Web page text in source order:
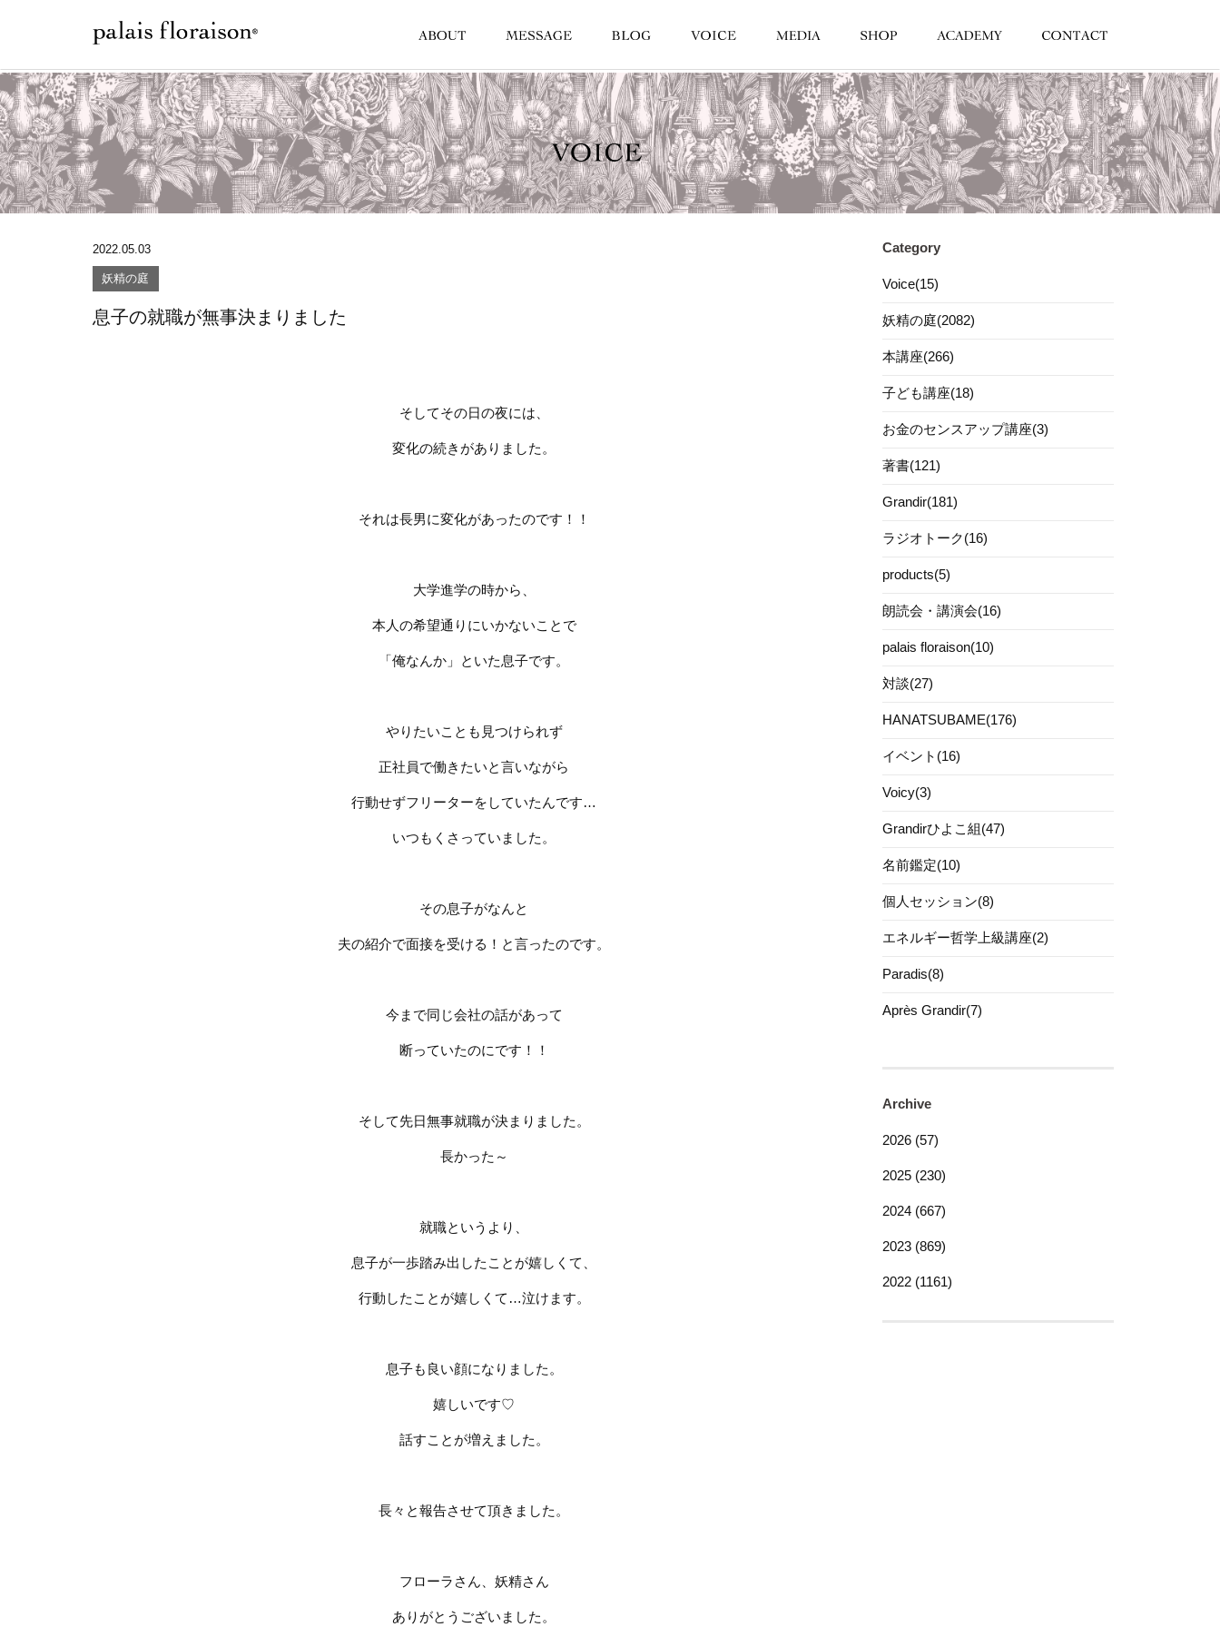
2022.05.03
妖精の庭
息子の就職が無事決まりました
そしてその日の夜には、
変化の続きがありました。
それは長男に変化があったのです！！
大学進学の時から、
本人の希望通りにいかないことで
「俺なんか」といた息子です。
やりたいことも見つけられず
正社員で働きたいと言いながら
行動せずフリーターをしていたんです…
いつもくさっていました。
その息子がなんと
夫の紹介で面接を受ける！と言ったのです。
今まで同じ会社の話があって
断っていたのにです！！
そして先日無事就職が決まりました。
長かった～
就職というより、
息子が一歩踏み出したことが嬉しくて、
行動したことが嬉しくて …泣けます。
息子も良い顔になりました。
嬉しいです♡
話すことが増えました。
長々と報告させて頂きました。
フローラさん、妖精さん
ありがとうございました。
Category
Voice(15)
妖精の庭(2082)
本講座(266)
子ども講座(18)
お金のセンスアップ講座(3)
著書(121)
Grandir(181)
ラジオトーク(16)
products(5)
朗読会・講演会(16)
palais floraison(10)
対談(27)
HANATSUBAME(176)
イベント(16)
Voicy(3)
Grandirひよこ組(47)
名前鑑定(10)
個人セッション(8)
エネルギー哲学上級講座(2)
Paradis(8)
Après Grandir(7)
Archive
2026 (57)
2025 (230)
2024 (667)
2023 (869)
2022 (1161)